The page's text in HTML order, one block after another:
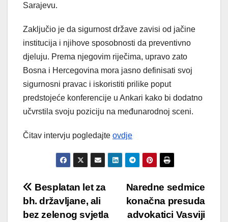
Sarajevu.
Zaključio je da sigurnost države zavisi od jačine
institucija i njihove sposobnosti da preventivno
djeluju. Prema njegovim riječima, upravo zato
Bosna i Hercegovina mora jasno definisati svoj
sigurnosni pravac i iskoristiti prilike poput
predstojeće konferencije u Ankari kako bi dodatno
učvrstila svoju poziciju na međunarodnoj sceni.
Čitav intervju pogledajte ovdje
Post
navigation
Naredne sedmice
konačna presuda
advokatici Vasviji
Besplatan let za
bh. državljane, ali
bez zelenog svjetla